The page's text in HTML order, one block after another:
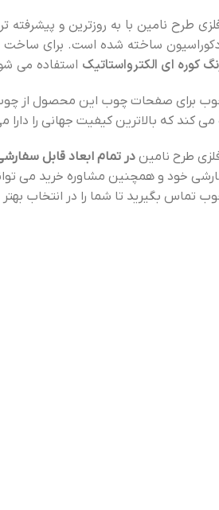
طرح نامین با به روزترین و پیشرفته
ساخته شده است. برای ساخت
استفاده می
برای صفحات چوب این محصول از چوب
می کند که بالاترین کیفیت جهانی را دارا
طرح نامین در تمام ابعاد قابل
خود و همچنین مشاوره خرید می
تماس بگیرید تا شما را در انتخاب بهتر